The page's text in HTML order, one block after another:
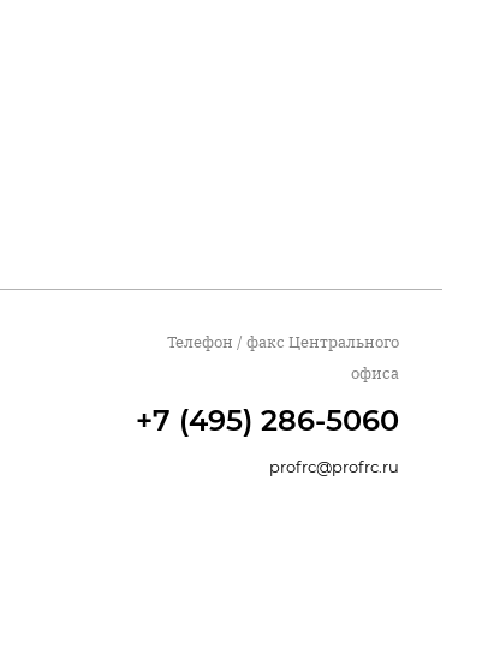
Телефон / факс Центрального
офиса
+7 (495) 286-5060
profrc@profrc.ru